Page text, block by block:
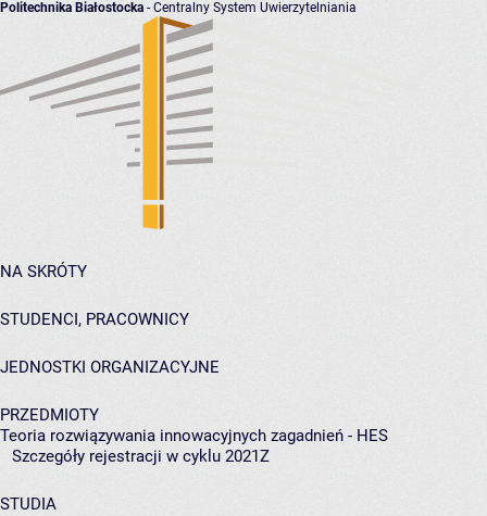
Politechnika Białostocka - Centralny System Uwierzytelniania
NA SKRÓTY
STUDENCI, PRACOWNICY
JEDNOSTKI ORGANIZACYJNE
PRZEDMIOTY
Teoria rozwiązywania innowacyjnych zagadnień - HES
Szczegóły rejestracji w cyklu 2021Z
STUDIA